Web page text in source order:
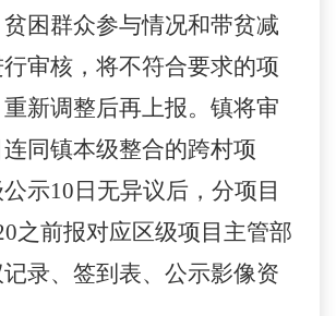
困群众参与情况和带贫减
审核，将不符合要求的项
新调整后再上报。镇将审
同镇本级整合的跨村项
示10日无异议后，分项目
之前报对应区级项目主管部
录、签到表、公示影像资